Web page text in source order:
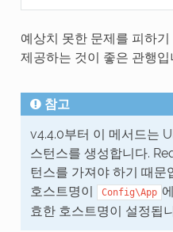
예상치 못한 문제를 피하
제공하는 것이 좋은 관행입
참고
v4.4.0부터 이 메서드는
스턴스를 생성합니다.
턴스를 가져야 하기 때문
호스트명이
Config\App
효한 호스트명이 설정됩